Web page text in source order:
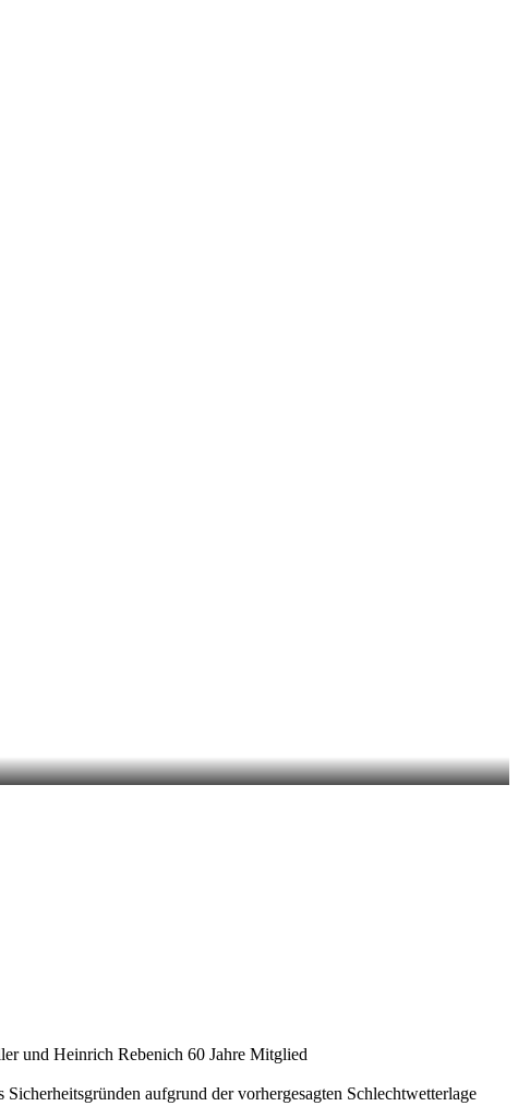
und Heinrich Rebenich 60 Jahre Mitglied
aufgrund der vorhergesagten Schlechtwetterlage